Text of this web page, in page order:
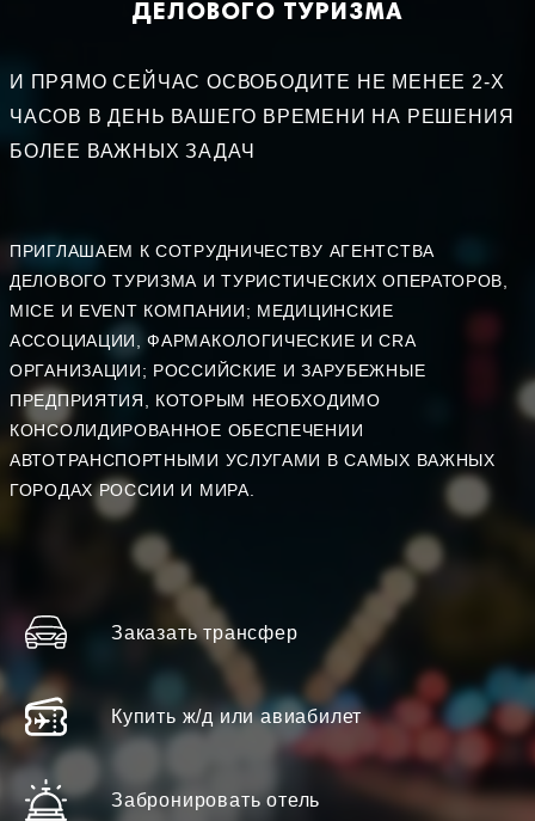
ДЕЛОВОГО ТУРИЗМА
И ПРЯМО СЕЙЧАС ОСВОБОДИТЕ НЕ МЕНЕЕ 2-Х
ЧАСОВ В ДЕНЬ ВАШЕГО ВРЕМЕНИ НА РЕШЕНИЯ
БОЛЕЕ ВАЖНЫХ ЗАДАЧ
ПРИГЛАШАЕМ К СОТРУДНИЧЕСТВУ АГЕНТСТВА
ДЕЛОВОГО ТУРИЗМА И ТУРИСТИЧЕСКИХ ОПЕРАТОРОВ,
MICE И EVENT КОМПАНИИ; МЕДИЦИНСКИЕ
АССОЦИАЦИИ, ФАРМАКОЛОГИЧЕСКИЕ И CRA
ОРГАНИЗАЦИИ; РОССИЙСКИЕ И ЗАРУБЕЖНЫЕ
ПРЕДПРИЯТИЯ, КОТОРЫМ НЕОБХОДИМО
КОНСОЛИДИРОВАННОЕ ОБЕСПЕЧЕНИИ
АВТОТРАНСПОРТНЫМИ УСЛУГАМИ В САМЫХ ВАЖНЫХ
ГОРОДАХ РОССИИ И МИРА.
Заказать трансфер
Купить ж/д или авиабилет
Забронировать отель